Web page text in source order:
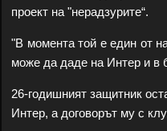
проект на "нерадзурите“.
"В момента той е един от
може да даде на Интер и в
26-годишният защитник
Интер, а договорът му с